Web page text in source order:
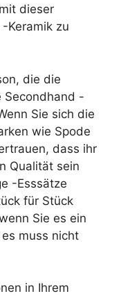
dieser
Keramik zu
die die
Secondhand -
Sie sich die
wie Spode
dass ihr
Qualität sein
-Esssätze
für Stück
Sie es ein
muss nicht
in Ihrem